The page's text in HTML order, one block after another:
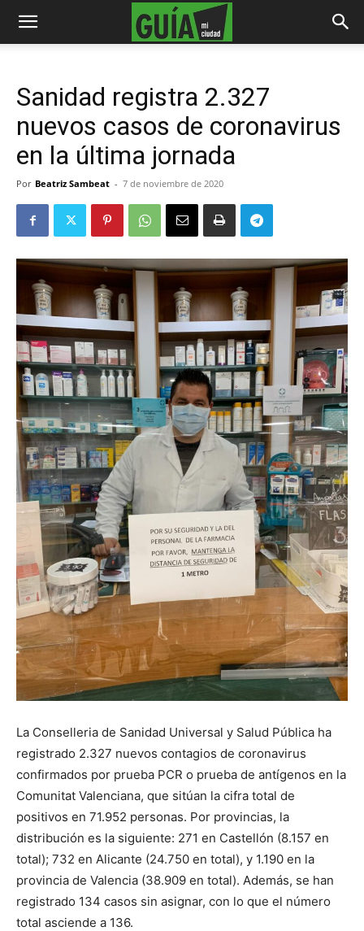
Sanidad registra 2.327
nuevos casos de coronavirus
en la última jornada
Por Beatriz Sambeat - 7 de noviembre de 2020
La Conselleria de Sanidad Universal y Salud Pública ha
registrado 2.327 nuevos contagios de coronavirus
confirmados por prueba PCR o prueba de antígenos en la
Comunitat Valenciana, que sitúan la cifra total de
positivos en 71.952 personas. Por provincias, la
distribución es la siguiente: 271 en Castellón (8.157 en
total); 732 en Alicante (24.750 en total), y 1.190 en la
provincia de Valencia (38.909 en total). Además, se han
registrado 134 casos sin asignar, con lo que el número
total asciende a 136.